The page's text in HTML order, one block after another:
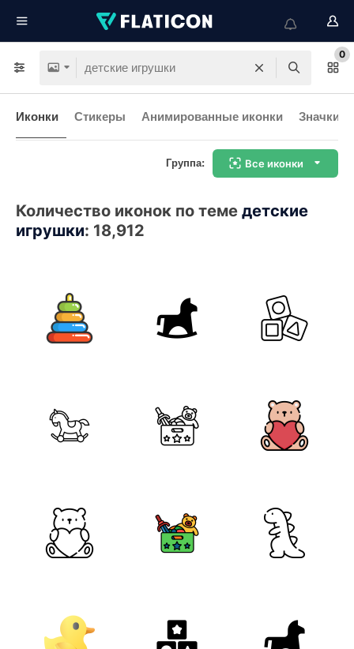
0
Иконки Стикеры Анимированные иконки Значки
Группа: Все иконки
Количество иконок по теме детские
игрушки: 18,912